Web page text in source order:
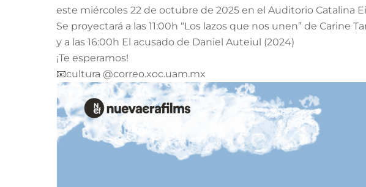
este miércoles 22 de octubre de 2025 en el Auditorio Catalina
Se proyectará a las 11:00h “Los lazos que nos unen” de Carine
y a las 16:00h El acusado de Daniel Auteiul (2024)
¡Te esperamos!
📧cultura @correo.xoc.uam.mx